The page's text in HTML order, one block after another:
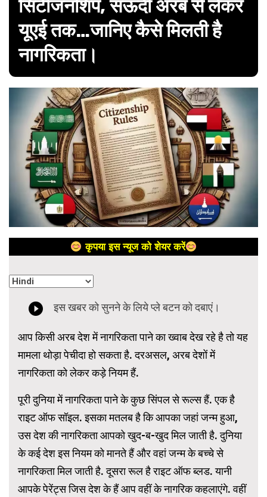
सिटीजनशिप, सऊदी अरब से लेकर
यूएई तक…जानिए कैसे मिलती है
नागरिकता।
कृपया इस न्यूज को शेयर करें
आप किसी अरब देश में नागरिकता पाने का ख्वाब देख रहे है तो यह
मामला थोड़ा पेचीदा हो सकता है. दरअसल, अरब देशों में
नागरिकता को लेकर कड़े नियम हैं.
पूरी दुनिया में नागरिकता पाने के कुछ सिंपल से रूल्स हैं. एक है
राइट ऑफ सॉइल. इसका मतलब है कि आपका जहां जन्म हुआ,
उस देश की नागरिकता आपको खुद-ब-खुद मिल जाती है. दुनिया
के कई देश इस नियम को मानते हैं और वहां जन्म के बच्चे से
नागरिकता मिल जाती है. दूसरा रूल है राइट ऑफ ब्लड. यानी
आपके पेरेंट्स जिस देश के हैं आप वहीं के नागरिक कहलाएंगे. वहीं